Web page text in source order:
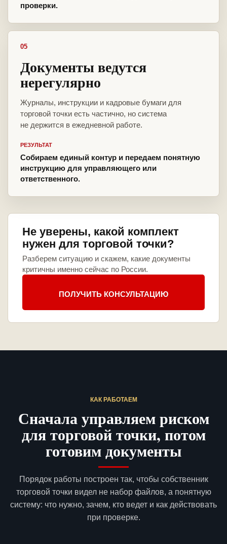
проверки.
05
Документы ведутся
нерегулярно
Журналы, инструкции и кадровые бумаги для
торговой точки есть частично, но система
не держится в ежедневной работе.
РЕЗУЛЬТАТ
Собираем единый контур и передаем понятную
инструкцию для управляющего или
ответственного.
Не уверены, какой комплект
нужен для торговой точки?
Разберем ситуацию и скажем, какие документы
критичны именно сейчас по России.
ПОЛУЧИТЬ КОНСУЛЬТАЦИЮ
КАК РАБОТАЕМ
Сначала управляем риском
для торговой точки, потом
готовим документы
Порядок работы построен так, чтобы собственник
торговой точки видел не набор файлов, а понятную
систему: что нужно, зачем, кто ведет и как действовать
при проверке.